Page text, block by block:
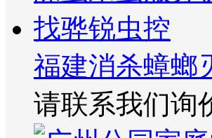
福建消杀蟑螂
请联系我们询